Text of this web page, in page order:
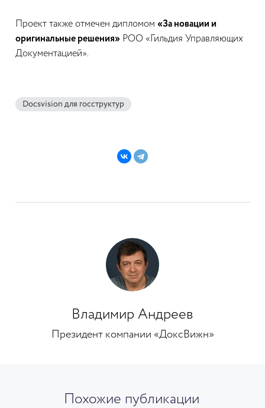
Проект также отмечен дипломом «За новации и
оригинальные решения» РОО «Гильдия Управляющих
Документацией».
Docsvision для госструктур
Владимир Андреев
Президент компании «ДоксВижн»
Похожие публикации